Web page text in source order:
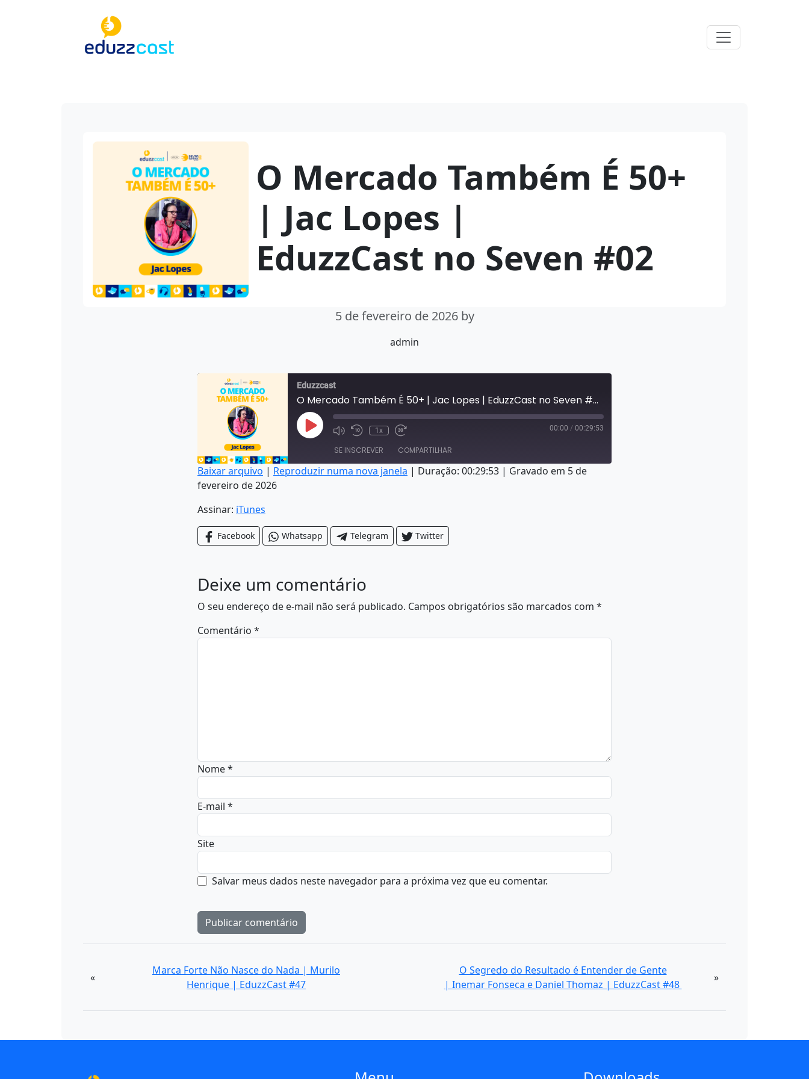
O Mercado Também É 50+
| Jac Lopes |
EduzzCast no Seven #02
5 de fevereiro de 2026 by
admin
Eduzzcast
O Mercado Também É 50+ | Jac Lopes | EduzzCast no Seven #02
Reproduzir episódio
Ativar/desativar o som do episódio
Retroceder 10 segundos
1x Fast Forward 30 seconds
00:00 / 00:29:53
SE INSCREVER COMPARTILHAR
iTunes
FEED RSS
COMPARTILHAR
LINK
INCORPORAR
Baixar arquivo | Reproduzir numa nova janela | Duração: 00:29:53 | Gravado em 5 de
fevereiro de 2026
Assinar: iTunes
Facebook Whatsapp Telegram Twitter
Deixe um comentário
O seu endereço de e-mail não será publicado. Campos obrigatórios são marcados com *
Comentário *
Nome*
E-mail *
Site
Salvar meus dados neste navegador para a próxima vez que eu comentar.
«
Marca Forte Não Nasce do Nada | Murilo
Henrique | EduzzCast #47
O Segredo do Resultado é Entender de Gente
| Inemar Fonseca e Daniel Thomaz | EduzzCast #48
»